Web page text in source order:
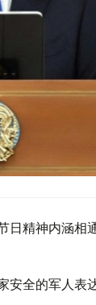
日精神内涵相
全的军人表